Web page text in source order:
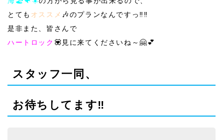
とても オススメ 🎶のプランなんですっ‼️‼️
是非また、皆さんで
ハートロック 💟見に来てくださいね～🤗💕
スタッフ一同、
お待ちしてます‼️